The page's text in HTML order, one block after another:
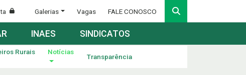
Galerias Vagas FALE CONOSCO
INAES SINDICATOS
Rurais Notícias
Transparência